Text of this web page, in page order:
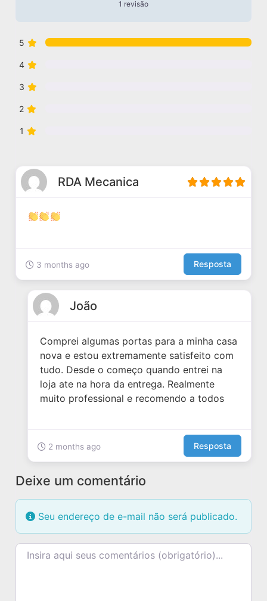
1 revisão
5
4
3
2
1
RDA Mecanica
3 months ago Resposta
João
Comprei algumas portas para a minha casa
nova e estou extremamente satisfeito com
tudo. Desde o começo quando entrei na
loja ate na hora da entrega. Realmente
muito professional e recomendo a todos
2 months ago Resposta
Deixe um comentário
Seu endereço de e-mail não será publicado.
Texto do comentário